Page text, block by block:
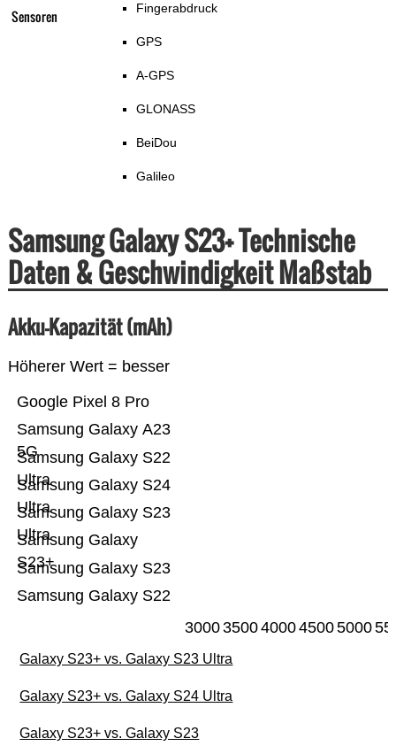
Sensoren Fingerabdruck
GPS
A-GPS
GLONASS
BeiDou
Galileo
Samsung Galaxy S23+ Technische
Daten & Geschwindigkeit Maßstab
Akku-Kapazität (mAh)
Höherer Wert = besser
Samsung Galaxy S22
Samsung Galaxy S23
Samsung Galaxy
S23+
Samsung Galaxy S23
Ultra
Samsung Galaxy S24
Ultra
Samsung Galaxy S22
Ultra
Samsung Galaxy A23
5G
Google Pixel 8 Pro
30003500400045005000
Galaxy S23+ vs. Galaxy S23 Ultra
Galaxy S23+ vs. Galaxy S24 Ultra
Galaxy S23+ vs. Galaxy S23